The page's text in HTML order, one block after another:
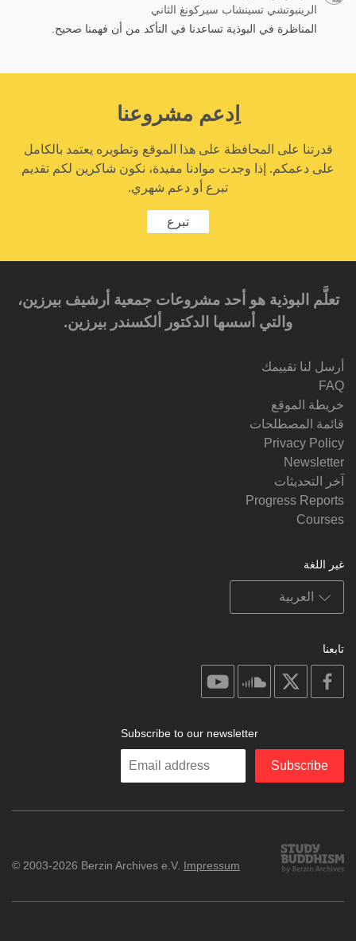
الرينبوتشي تسينشاب سيركونغ الثاني
المناظرة في البوذية تساعدنا في التأكد من أن فهمنا صحيح.
اِدعم مشروعنا
قدرتنا على المحافظة على هذا الموقع وتطويره يعتمد بالكامل
على دعمكم. إذا وجدت موادنا مفيدة، نكون شاكرين لكم تقديم
تبرع أو دعم شهري.
تبرع
تعلَّم البوذية هو أحد مشروعات جمعية أرشيف بيرزين،
والتي أسسها الدكتور ألكسندر بيرزين.‎‎
أرسل لنا تقييمك
FAQ
خريطة الموقع
قائمة المصطلحات
Privacy Policy
Newsletter
آخر التحديثات
Progress Reports
Courses
غير اللغة
تابعنا
facebook
soundcloud
Subscribe to our newsletter
Enter
Subscribe
Study
Buddhism
© 2003-2026 Berzin Archives e.V. Impressum